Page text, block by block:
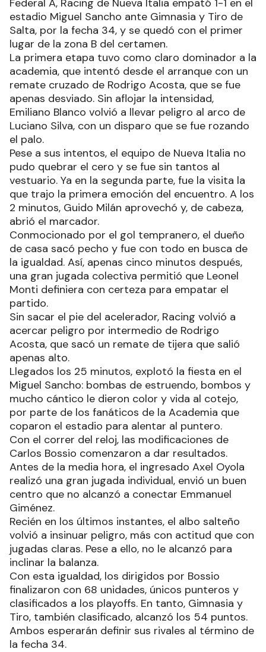
estadio Miguel Sancho ante Gimnasia y Tiro de
Salta, por la fecha 34, y se quedó con el primer
lugar de la zona B del certamen.
La primera etapa tuvo como claro dominador a la
academia, que intentó desde el arranque con un
remate cruzado de Rodrigo Acosta, que se fue
apenas desviado. Sin aflojar la intensidad,
Emiliano Blanco volvió a llevar peligro al arco de
Luciano Silva, con un disparo que se fue rozando
el palo.
Pese a sus intentos, el equipo de Nueva Italia no
pudo quebrar el cero y se fue sin tantos al
vestuario. Ya en la segunda parte, fue la visita la
que trajo la primera emoción del encuentro. A los
2 minutos, Guido Milán aprovechó y, de cabeza,
abrió el marcador.
Conmocionado por el gol tempranero, el dueño
de casa sacó pecho y fue con todo en busca de
la igualdad. Así, apenas cinco minutos después,
una gran jugada colectiva permitió que Leonel
Monti definiera con certeza para empatar el
partido.
Sin sacar el pie del acelerador, Racing volvió a
acercar peligro por intermedio de Rodrigo
Acosta, que sacó un remate de tijera que salió
apenas alto.
Llegados los 25 minutos, explotó la fiesta en el
Miguel Sancho: bombas de estruendo, bombos y
mucho cántico le dieron color y vida al cotejo,
por parte de los fanáticos de la Academia que
coparon el estadio para alentar al puntero.
Con el correr del reloj, las modificaciones de
Carlos Bossio comenzaron a dar resultados.
Antes de la media hora, el ingresado Axel Oyola
realizó una gran jugada individual, envió un buen
centro que no alcanzó a conectar Emmanuel
Giménez.
Recién en los últimos instantes, el albo salteño
volvió a insinuar peligro, más con actitud que con
jugadas claras. Pese a ello, no le alcanzó para
inclinar la balanza.
Con esta igualdad, los dirigidos por Bossio
finalizaron con 68 unidades, únicos punteros y
clasificados a los playoffs. En tanto, Gimnasia y
Tiro, también clasificado, alcanzó los 54 puntos.
Ambos esperarán definir sus rivales al término de
la fecha 34.